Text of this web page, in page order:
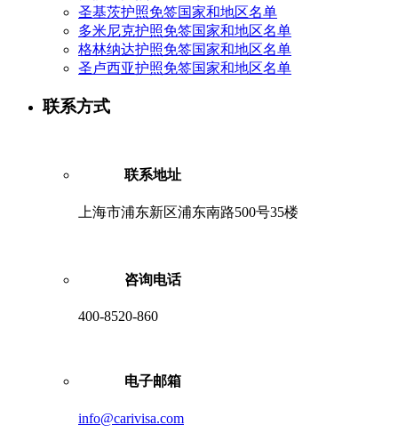
圣基茨护照免签国家和地区名单
多米尼克护照免签国家和地区名单
格林纳达护照免签国家和地区名单
圣卢西亚护照免签国家和地区名单
联系方式
联系地址
上海市浦东新区浦东南路500号35楼
咨询电话
400-8520-860
电子邮箱
info@carivisa.com